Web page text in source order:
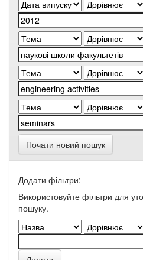
Почати новий пошук
Додати фільтри:
Використовуйте фільтри для
пошуку.